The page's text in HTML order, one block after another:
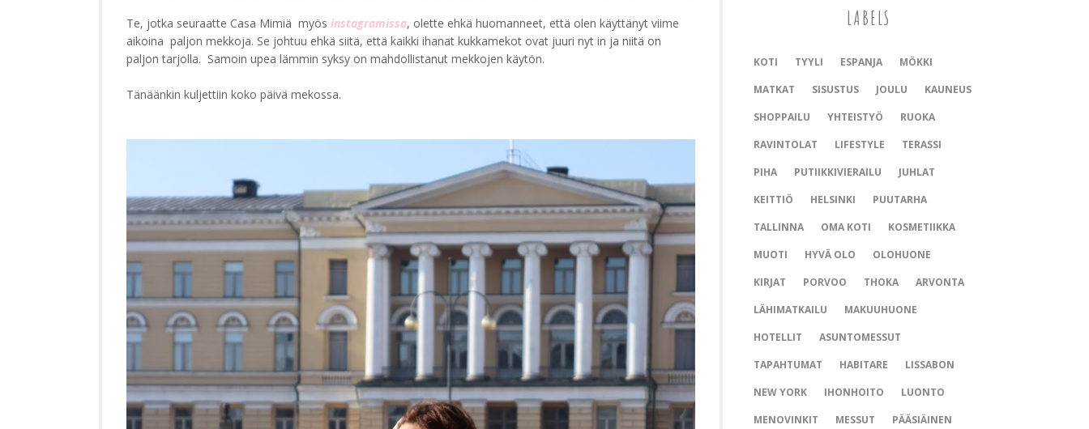
Te, jotka seuraatte Casa Mimiä myös instagramissa, olette ehkä huomanneet, että olen käyttänyt viime
aikoina paljon mekkoja. Se johtuu ehkä siitä, että kaikki ihanat kukkamekot ovat juuri nyt in ja niitä on
paljon tarjolla. Samoin upea lämmin syksy on mahdollistanut mekkojen käytön.
Tänäänkin kuljettiin koko päivä mekossa.
LABELS
KOTI TYYLI ESPANJA
MÖKKI
MATKAT
SISUSTUS JOULU
KAUNEUS
SHOPPAILU
YHTEISTYÖ
RUOKA
RAVINTOLAT
LIFESTYLE
TERASSI
PIHA
PUTIIKKIVIERAILU
JUHLAT
KEITTIÖ
HELSINKI
PUUTARHA
TALLINNA
OMA KOTI
KOSMETIIKKA
MUOTI
HYVÄ OLO
OLOHUONE
KIRJAT
PORVOO THOKA
ARVONTA
LÄHIMATKAILU
MAKUUHUONE
HOTELLIT
ASUNTOMESSUT
TAPAHTUMAT
HABITARE
LISSABON
NEW YORK
IHONHOITO
LUONTO
MENOVINKIT
MESSUT
PÄÄSIÄINEN